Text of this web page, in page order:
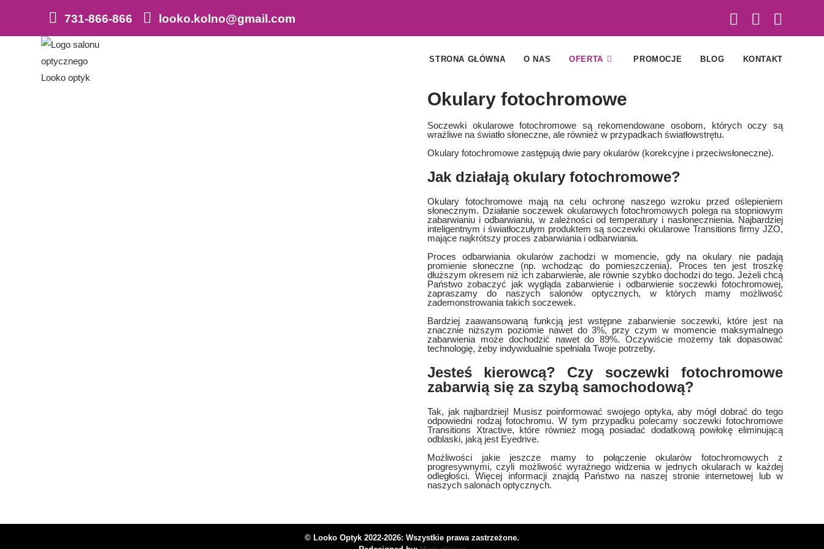
731-866-866 looko.kolno@gmail.com
STRONA GŁÓWNA O NAS OFERTA PROMOCJE BLOG KONTAKT
Okulary fotochromowe
Soczewki okularowe fotochromowe są rekomendowane osobom, których oczy są
wrażliwe na światło słoneczne, ale również w przypadkach światłowstrętu.
Okulary fotochromowe zastępują dwie pary okularów (korekcyjne i przeciwsłoneczne).
Jak działają okulary fotochromowe?
Okulary fotochromowe mają na celu ochronę naszego wzroku przed oślepieniem
słonecznym. Działanie soczewek okularowych fotochromowych polega na stopniowym
zabarwianiu i odbarwianiu, w zależności od temperatury i nasłonecznienia. Najbardziej
inteligentnym i światłoczułym produktem są soczewki okularowe Transitions firmy JZO,
mające najkrótszy proces zabarwiania i odbarwiania.
Proces odbarwiania okularów zachodzi w momencie, gdy na okulary nie padają
promienie słoneczne (np. wchodząc do pomieszczenia). Proces ten jest troszkę
dłuższym okresem niż ich zabarwienie, ale równie szybko dochodzi do tego. Jeżeli chcą
Państwo zobaczyć jak wygląda zabarwienie i odbarwienie soczewki fotochromowej,
zapraszamy do naszych salonów optycznych, w których mamy możliwość
zademonstrowania takich soczewek.
Bardziej zaawansowaną funkcją jest wstępne zabarwienie soczewki, które jest na
znacznie niższym poziomie nawet do 3%, przy czym w momencie maksymalnego
zabarwienia może dochodzić nawet do 89%. Oczywiście możemy tak dopasować
technologię, żeby indywidualnie spełniała Twoje potrzeby.
Jesteś kierowcą? Czy soczewki fotochromowe
zabarwią się za szybą samochodową?
Tak, jak najbardziej! Musisz poinformować swojego optyka, aby mógł dobrać do tego
odpowiedni rodzaj fotochromu. W tym przypadku polecamy soczewki fotochromowe
Transitions Xtractive, które również mogą posiadać dodatkową powłokę eliminującą
odblaski, jaką jest Eyedrive.
Możliwości jakie jeszcze mamy to połączenie okularów fotochromowych z
progresywnymi, czyli możliwość wyraźnego widzenia w jednych okularach w każdej
odległości. Więcej informacji znajdą Państwo na naszej stronie internetowej lub w
naszych salonach optycznych.
© Looko Optyk 2022-2026: Wszystkie prawa zastrzeżone.